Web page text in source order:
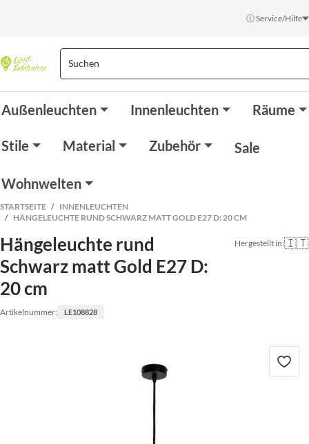
ⓘ Service/Hilfe
Außenleuchten Innenleuchten Räume
Stile Material Zubehör Sale
Wohnwelten
STARTSEITE
INNENLEUCHTEN
HÄNGELEUCHTE RUND SCHWARZ MATT GOLD E27 D: 20 CM
Hängeleuchte rund
Schwarz matt Gold E27 D:
20 cm
Artikelnummer: LE108828
Hergestellt in:🇮🇹